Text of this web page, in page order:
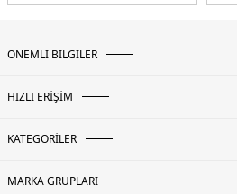
ÖNEMLİ BİLGİLER
HIZLI ERİŞİM
KATEGORİLER
MARKA GRUPLARI